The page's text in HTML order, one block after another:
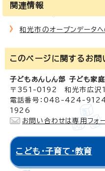
関連情報
和光市のオープンデータ
このページに関する お問
子どもあんしん部 子ども家
〒351-0192 和光市広沢
電話番号：048-424-
1926
お問い合わせは専用フォ
こども・子育て・教育